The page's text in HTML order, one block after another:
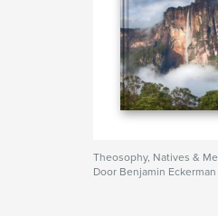
Theosophy, Natives & Me
Door Benjamin Eckerman